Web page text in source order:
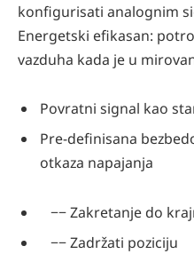
konfigurisati analognim
Energetski efikasan:
vazduha kada je u
Povratni signal kao
Pre-definisana
otkaza napajanja
−− Zakretanje do
−− Zadržati poziciju